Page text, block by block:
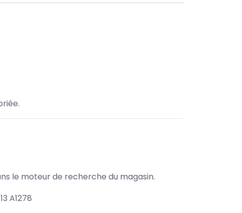
le moteur de recherche du magasin.
A1278